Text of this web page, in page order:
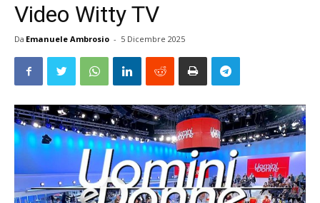
Video Witty TV
Da Emanuele Ambrosio - 5 Dicembre 2025